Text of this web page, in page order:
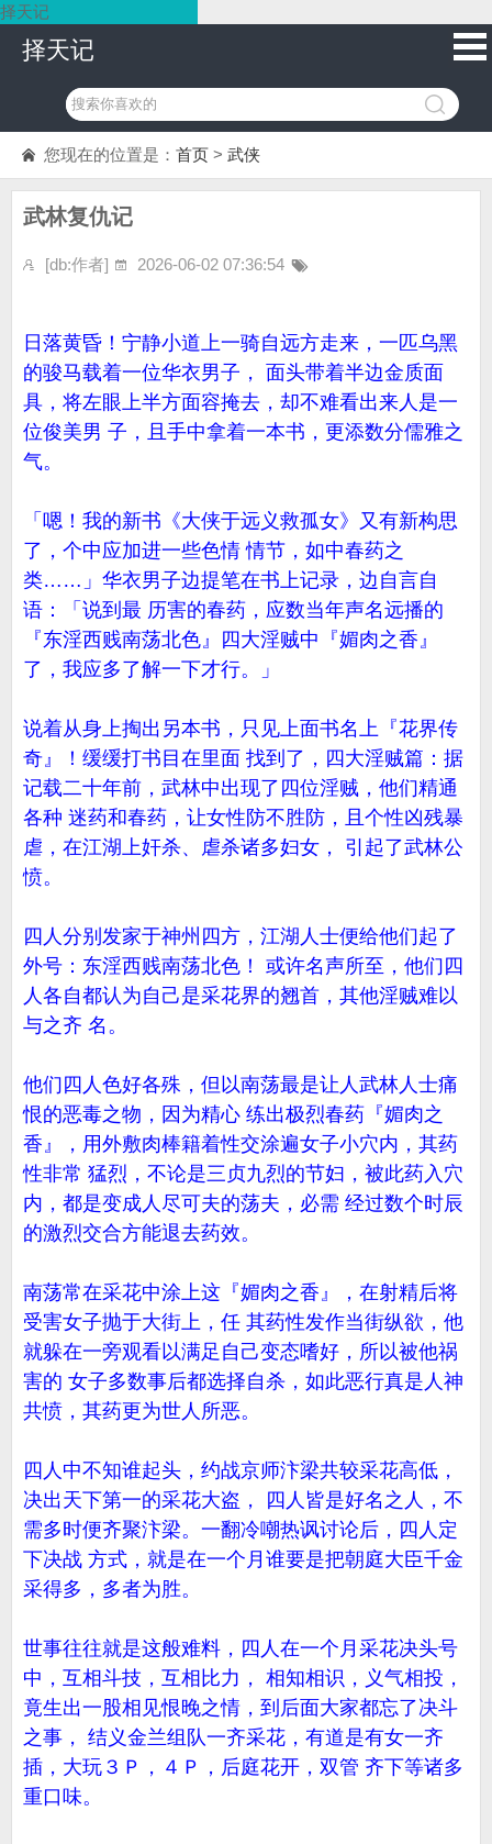
择天记
择天记
您现在的位置是： 首页 > 武侠
武林复仇记
[db:作者] 2026-06-02 07:36:54
日落黄昏！宁静小道上一骑自远方走来，一匹乌黑
的骏马载着一位华衣男子， 面头带着半边金质面
具，将左眼上半方面容掩去，却不难看出来人是一
位俊美男 子，且手中拿着一本书，更添数分儒雅之
气。
「嗯！我的新书《大侠于远义救孤女》又有新构思
了，个中应加进一些色情 情节，如中春药之
类……」华衣男子边提笔在书上记录，边自言自
语：「说到最 历害的春药，应数当年声名远播的
『东淫西贱南荡北色』四大淫贼中『媚肉之香』
了，我应多了解一下才行。」
说着从身上掏出另本书，只见上面书名上『花界传
奇』！缓缓打书目在里面 找到了，四大淫贼篇：据
记载二十年前，武林中出现了四位淫贼，他们精通
各种 迷药和春药，让女性防不胜防，且个性凶残暴
虐，在江湖上奸杀、虐杀诸多妇女， 引起了武林公
愤。
四人分别发家于神州四方，江湖人士便给他们起了
外号：东淫西贱南荡北色！ 或许名声所至，他们四
人各自都认为自己是采花界的翘首，其他淫贼难以
与之齐 名。
他们四人色好各殊，但以南荡最是让人武林人士痛
恨的恶毒之物，因为精心 练出极烈春药『媚肉之
香』，用外敷肉棒籍着性交涂遍女子小穴内，其药
性非常 猛烈，不论是三贞九烈的节妇，被此药入穴
内，都是变成人尽可夫的荡夫，必需 经过数个时辰
的激烈交合方能退去药效。
南荡常在采花中涂上这『媚肉之香』，在射精后将
受害女子抛于大街上，任 其药性发作当街纵欲，他
就躲在一旁观看以满足自己变态嗜好，所以被他祸
害的 女子多数事后都选择自杀，如此恶行真是人神
共愤，其药更为世人所恶。
四人中不知谁起头，约战京师汴梁共较采花高低，
决出天下第一的采花大盗， 四人皆是好名之人，不
需多时便齐聚汴梁。一翻冷嘲热讽讨论后，四人定
下决战 方式，就是在一个月谁要是把朝庭大臣千金
采得多，多者为胜。
世事往往就是这般难料，四人在一个月采花决头号
中，互相斗技，互相比力， 相知相识，义气相投，
竟生出一股相见恨晚之情，到后面大家都忘了决斗
之事， 结义金兰组队一齐采花，有道是有女一齐
插，大玩３Ｐ，４Ｐ，后庭花开，双管 齐下等诸多
重口味。